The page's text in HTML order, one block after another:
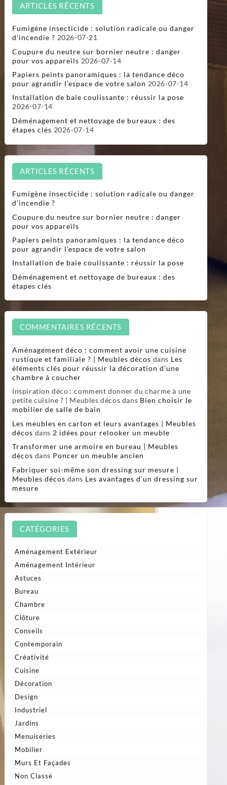
ARTICLES RÉCENTS
Fumigène insecticide : solution radicale ou danger
d’incendie ? 2026-07-21
Coupure du neutre sur bornier neutre : danger
pour vos appareils 2026-07-14
Papiers peints panoramiques : la tendance déco
pour agrandir l’espace de votre salon 2026-07-14
Installation de baie coulissante : réussir la pose
2026-07-14
Déménagement et nettoyage de bureaux : des
étapes clés 2026-07-14
ARTICLES RÉCENTS
Fumigène insecticide : solution radicale ou danger
d’incendie ?
Coupure du neutre sur bornier neutre : danger
pour vos appareils
Papiers peints panoramiques : la tendance déco
pour agrandir l’espace de votre salon
Installation de baie coulissante : réussir la pose
Déménagement et nettoyage de bureaux : des
étapes clés
COMMENTAIRES RÉCENTS
Aménagement déco : comment avoir une cuisine
rustique et familiale ? | Meubles décos dans Les
éléments clés pour réussir la décoration d’une
chambre à coucher
Inspiration déco : comment donner du charme à une
petite cuisine ? | Meubles décos dans Bien choisir le
mobilier de salle de bain
Les meubles en carton et leurs avantages | Meubles
décos dans 2 idées pour relooker un meuble
Transformer une armoire en bureau | Meubles
décos dans Poncer un meuble ancien
Fabriquer soi-même son dressing sur mesure |
Meubles décos dans Les avantages d’un dressing sur
mesure
CATÉGORIES
Aménagement Extérieur
Aménagement Intérieur
Astuces
Bureau
Chambre
Clôture
Conseils
Contemporain
Créativité
Cuisine
Décoration
Design
Industriel
Jardins
Menuiseries
Mobilier
Murs Et Façades
Non Classé